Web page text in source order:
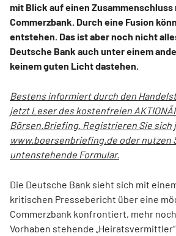
mit Blick auf einen Zusammenschluss
Commerzbank. Durch eine Fusion
entstehen. Das ist aber noch nicht
Deutsche Bank auch unter einem
keinem guten Licht dastehen.
Bestens informiert durch den
jetzt Leser des kostenfreien
Börsen.Briefing. Registrieren Sie sich
www.boersenbriefing.de oder nutzen
untenstehende Formular.
Die Deutsche Bank sieht sich mit
kritischen Pressebericht über eine
Commerzbank konfrontiert, mehr
Vorhaben stehende „Heiratsvermittler“